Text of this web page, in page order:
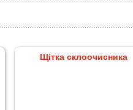
Щітка склоочисника